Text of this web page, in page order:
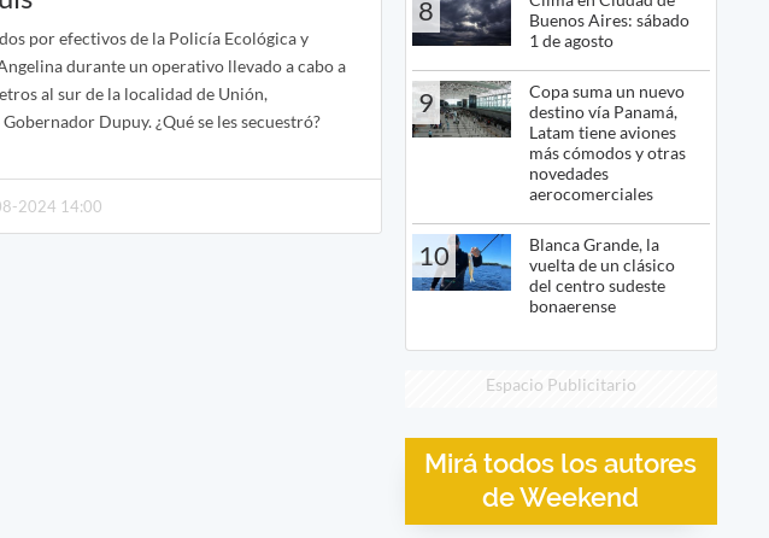
por efectivos de la Policía Ecológica y
durante un operativo llevado a cabo a
al sur de la localidad de Unión,
Dupuy. ¿Qué se les secuestró?
2024 14:00
8
Buenos Aires: sábado
1 de agosto
9
Copa suma un nuevo
destino vía Panamá,
Latam tiene aviones
más cómodos y otras
novedades
aerocomerciales
10
Blanca Grande, la
vuelta de un clásico
del centro sudeste
bonaerense
Espacio Publicitario
Mirá todos los autores
de Weekend